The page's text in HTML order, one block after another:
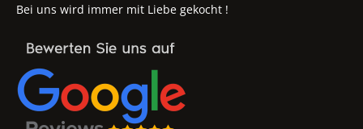
Bei uns wird immer mit Liebe gekocht !